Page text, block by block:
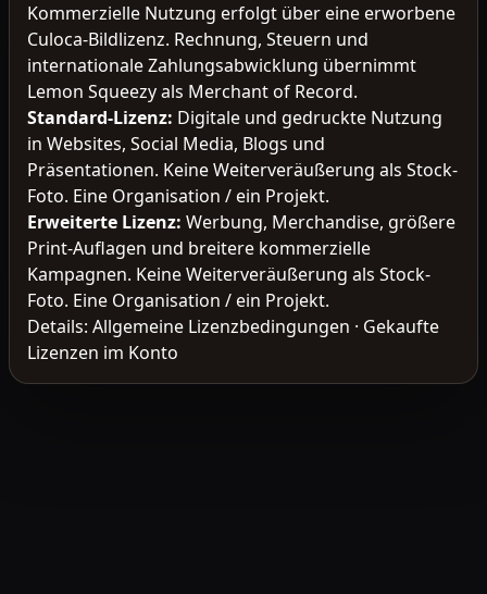
Kommerzielle Nutzung erfolgt über eine erworbene
Culoca-Bildlizenz. Rechnung, Steuern und
internationale Zahlungsabwicklung übernimmt
Lemon Squeezy als Merchant of Record.
Standard-Lizenz: Digitale und gedruckte Nutzung
in Websites, Social Media, Blogs und
Präsentationen. Keine Weiterveräußerung als Stock-
Foto. Eine Organisation / ein Projekt.
Erweiterte Lizenz: Werbung, Merchandise, größere
Print-Auflagen und breitere kommerzielle
Kampagnen. Keine Weiterveräußerung als Stock-
Foto. Eine Organisation / ein Projekt.
Details: Allgemeine Lizenzbedingungen · Gekaufte
Lizenzen im Konto